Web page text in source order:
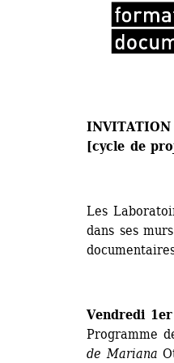
INVITATION
[cycle de
Les
dans ses
Vendredi
Programme
de Mariana